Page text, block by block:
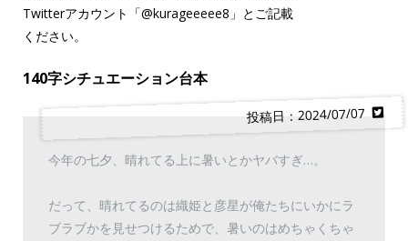
Twitterアカウント「@kurageeeee8 」とご記載
ください。
140字シチュエーション台本
投稿日：2024/07/07
今年の七夕、晴れてる上に暑いとかヤバすぎ…。
だって、晴れてるのは織姫と彦星が俺たちにいかにラ
ブラブかを見せつけるためで、暑いのはめちゃくちゃ